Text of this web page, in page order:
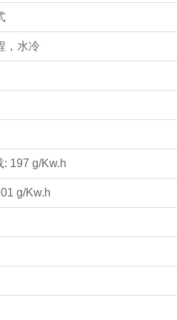
，水冷
: 197 g/Kw.h
g/Kw.h